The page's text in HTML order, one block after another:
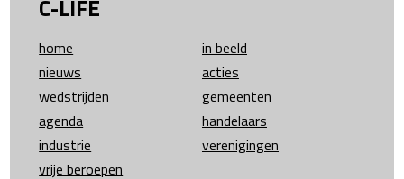
C-LIFE
home
in beeld
nieuws
acties
wedstrijden
gemeenten
agenda
handelaars
industrie
verenigingen
vrije beroepen